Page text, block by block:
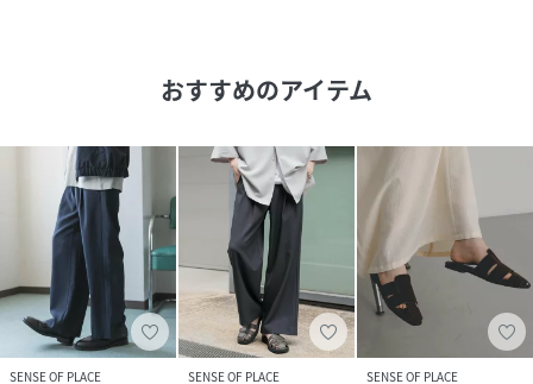
おすすめのアイテム
SENSE OF PLACE
SENSE OF PLACE
SENSE OF PLACE